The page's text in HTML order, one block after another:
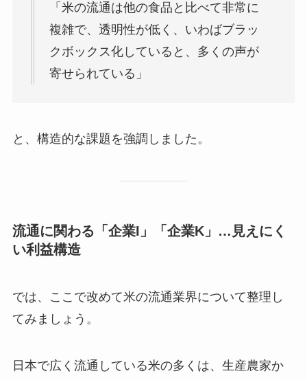
「米の流通は他の食品と比べて非常に
複雑で、透明性が低く、いわばブラッ
クボックス化していると、多くの声が
寄せられている」
と、構造的な課題を強調しました。
流通に関わる「企業I」「企業K」…見えにく
い利益構造
では、ここで改めて米の流通業界について整理し
てみましょう。
日本で広く流通している米の多くは、生産農家か